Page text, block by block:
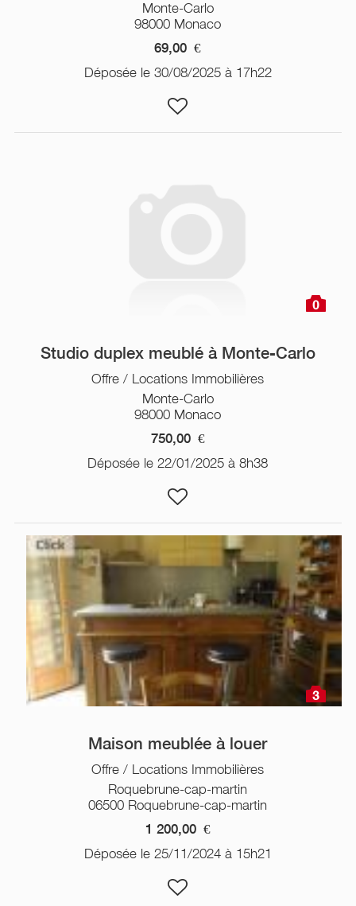
Monte-Carlo
98000 Monaco
69,00 €
Déposée le 30/08/2025 à 17h22
0
Studio duplex meublé à Monte-Carlo
Offre / Locations Immobilières
Monte-Carlo
98000 Monaco
750,00 €
Déposée le 22/01/2025 à 8h38
3
Maison meublée à louer
Offre / Locations Immobilières
Roquebrune-cap-martin
06500 Roquebrune-cap-martin
1 200,00 €
Déposée le 25/11/2024 à 15h21